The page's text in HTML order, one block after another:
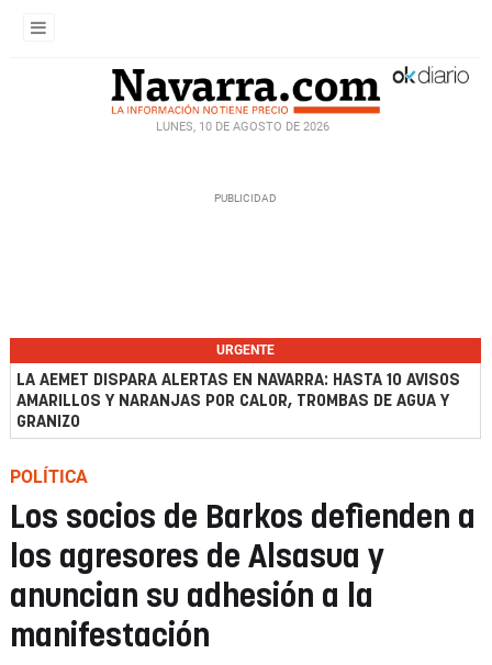
LUNES, 10 DE AGOSTO DE 2026
URGENTE
LA AEMET DISPARA ALERTAS EN NAVARRA: HASTA 10 AVISOS
AMARILLOS Y NARANJAS POR CALOR, TROMBAS DE AGUA Y
GRANIZO
POLÍTICA
Los socios de Barkos defienden a
los agresores de Alsasua y
anuncian su adhesión a la
manifestación